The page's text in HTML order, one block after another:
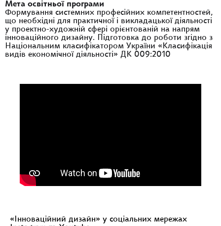
Мета освітньої програми
Формування системних професійних компетентностей,
що необхідні для практичної і викладацької діяльності
у проектно-художній сфері орієнтованій на напрям
інноваційного дизайну. Підготовка до роботи згідно з
Національним класифікатором України «Класифікація
видів економічної діяльності» ДК 009:2010
«Інноваційний дизайн» у соціальних мережах